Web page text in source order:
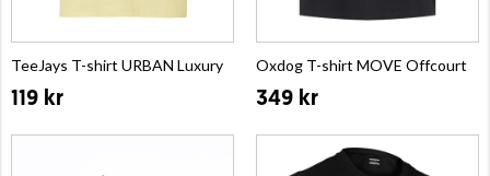
TeeJays T-shirt URBAN Luxury
119 kr
Oxdog T-shirt MOVE Offcourt
349 kr